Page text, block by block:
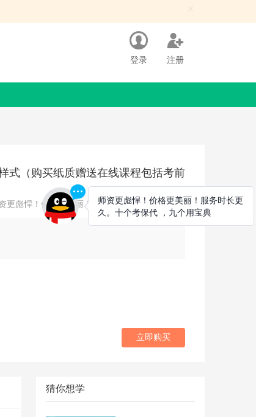
登录 注册
式（购买纸质赠送在线课程包括考前
更彪悍！价格更美丽！服务时长更久！
立即购买
猜你想学